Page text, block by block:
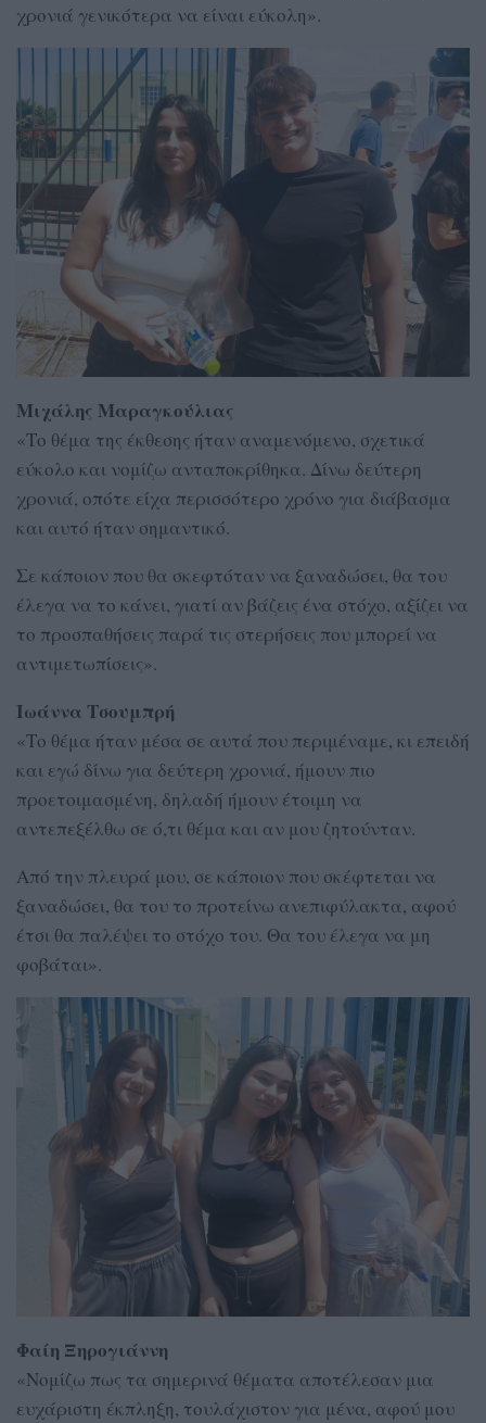
χρονιά γενικότερα να είναι εύκολη».
Μιχάλης Μαραγκούλιας
«Το θέμα της έκθεσης ήταν αναμενόμενο, σχετικά
εύκολο και νομίζω ανταποκρίθηκα. Δίνω δεύτερη
χρονιά, οπότε είχα περισσότερο χρόνο για διάβασμα
και αυτό ήταν σημαντικό.
Σε κάποιον που θα σκεφτόταν να ξαναδώσει, θα του
έλεγα να το κάνει, γιατί αν βάζεις ένα στόχο, αξίζει να
το προσπαθήσεις παρά τις στερήσεις που μπορεί να
αντιμετωπίσεις».
Ιωάννα Τσουμπρή
«Το θέμα ήταν μέσα σε αυτά που περιμέναμε, κι επειδή
και εγώ δίνω για δεύτερη χρονιά, ήμουν πιο
προετοιμασμένη, δηλαδή ήμουν έτοιμη να
αντεπεξέλθω σε ό,τι θέμα και αν μου ζητούνταν.
Από την πλευρά μου, σε κάποιον που σκέφτεται να
ξαναδώσει, θα του το προτείνω ανεπιφύλακτα, αφού
έτσι θα παλέψει το στόχο του. Θα του έλεγα να μη
φοβάται».
Φαίη Ξηρογιάννη
«Νομίζω πως τα σημερινά θέματα αποτέλεσαν μια
ευχάριστη έκπληξη, τουλάχιστον για μένα, αφού μου